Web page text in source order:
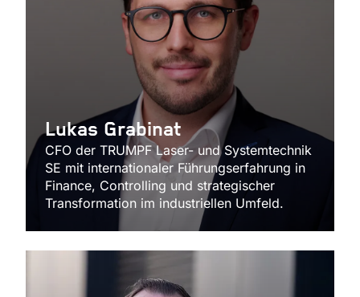
Lukas Grabinat
CFO der TRUMPF Laser- und Systemtechnik
SE mit internationaler Führungserfahrung in
Finance, Controlling und strategischer
Transformation im industriellen Umfeld.